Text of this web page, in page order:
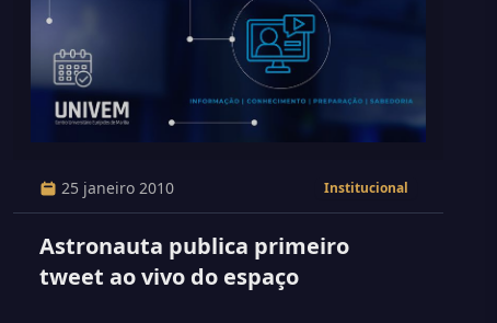
25 janeiro 2010 Institucional
Astronauta publica primeiro
tweet ao vivo do espaço